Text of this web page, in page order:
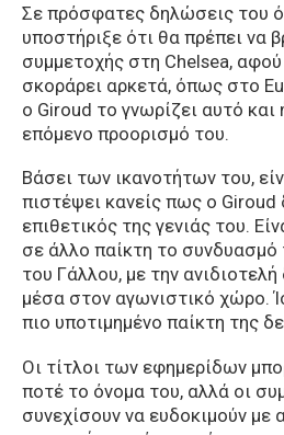
Σε πρόσφατες δηλώσεις του
υποστήριξε ότι θα πρέπει να
συμμετοχής στη Chelsea,
σκοράρει αρκετά, όπως στο
ο Giroud το γνωρίζει αυτό
επόμενο προορισμό του.
Βάσει των ικανοτήτων του,
πιστέψει κανείς πως ο Giroud
επιθετικός της γενιάς του.
σε άλλο παίκτη το συνδυασμό
του Γάλλου, με την
μέσα στον αγωνιστικό χώρο.
πιο υποτιμημένο παίκτη της
Οι τίτλοι των εφημερίδων
ποτέ το όνομα του, αλλά οι
συνεχίσουν να ευδοκιμούν με